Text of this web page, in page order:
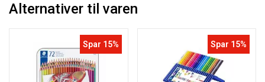
Alternativer til varen
Spar 15% Spar 15%